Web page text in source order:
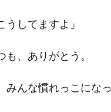
してますよ」
、ありがとう。
みんな慣れっこにな